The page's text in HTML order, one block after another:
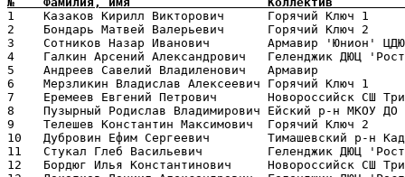
1    Казаков Кирилл Викторович      Горячий
2    Бондарь Матвей Валерьевич      Горячий
3    Сотников Назар Иванович        Армавир
4    Галкин Арсений Александрович
5    Андреев Савелий Владиленович
6    Мерзликин Владислав Алексеевич
7    Еремеев Евгений Петрович
8    Пузырный Родислав Владимирович Ейский
9    Телешев Константин Максимович  Горячий
10   Дубровин Ефим Сергеевич
11   Стукал Глеб Васильевич         Геленджик
12   Бордюг Илья Константинович